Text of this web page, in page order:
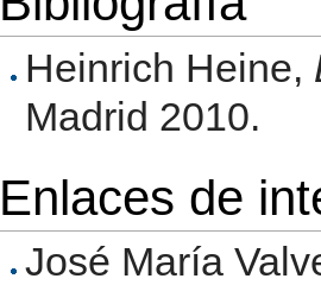
Heinrich Heine,
Madrid 2010.
Enlaces de
José María